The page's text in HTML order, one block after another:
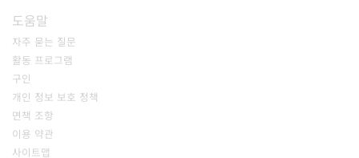
도움말
자주 묻는 질문
활동 프로그램
구인
개인 정보 보호 정책
면책 조항
이용 약관
사이트맵